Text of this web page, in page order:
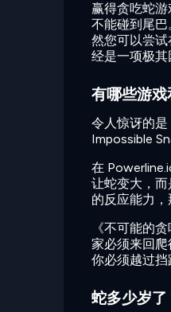
赢得贪吃蛇
不能碰到尾
然您可以尝
经是一项极其
有哪些游戏
令人惊讶的
Impossible
在
让蛇变大，
的反应能力，
《不可能的
家必须来回爬
你必须越过挡
蛇多少岁了